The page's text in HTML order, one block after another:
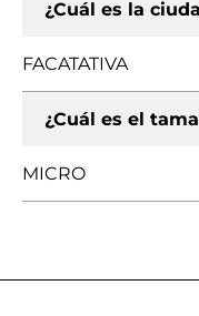
¿Cuál es la
FACATATIVA
¿Cuál es el
MICRO